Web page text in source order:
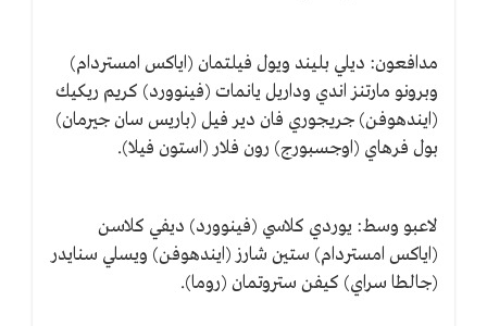
مدافعون: ديلي بليند ويول فيلتمان (اياكس امستردام)
وبرونو مارتنز اندي وداريل يانمات (فينوورد) كريم ريكيك
(ايندهوفن) جريجوري فان دير فيل (باريس سان جيرمان)
بول فرهاي (اوجسبورج) رون فلار (استون فيلا).
لاعبو وسط: يوردي كلاسي (فينوورد) ديفي كلاسن
(اياكس امستردام) ستين شارز (ايندهوفن) ويسلي سنايدر
(جالطا سراي) كيفن ستروتمان (روما).